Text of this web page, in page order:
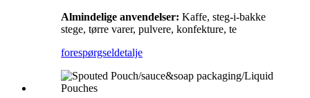
Almindelige anvendelser: Kaffe, steg-i-bakke
stege, tørre varer, pulvere, konfekture, te
forespørgseldetalje